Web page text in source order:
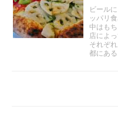
ビール
ッパリ
中はも
店によ
それぞ
都にあ